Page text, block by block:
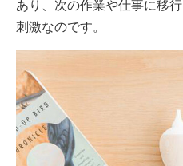
あり、次の作業や仕事に移
刺激なのです。